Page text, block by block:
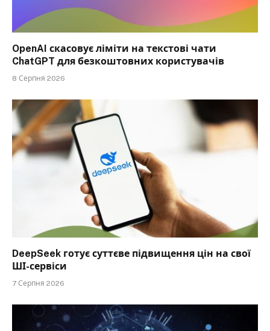
OpenAI скасовує ліміти на текстові чати
ChatGPT для безкоштовних користувачів
8 Серпня 2026
DeepSeek готує суттєве підвищення цін на свої
ШІ-сервіси
7 Серпня 2026